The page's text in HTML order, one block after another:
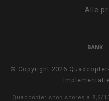
Alle
© Copyright 2026
Quadcopter shop scores a 8,6/